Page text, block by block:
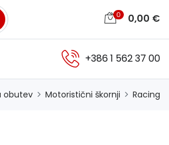
0 0,00 €
+386 1 562 37 00
obutev Motoristični škornji Racing